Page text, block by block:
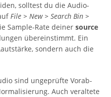
solltest du die Audio-
File > New > Search Bin >
Sample-Rate deiner source
übereinstimmt. Ein
sondern auch die
sind ungeprüfte Vorab-
Auch veraltete